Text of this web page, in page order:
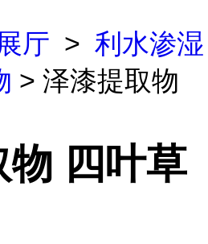
厅 > 利水渗湿
> 泽漆提取物
四叶草